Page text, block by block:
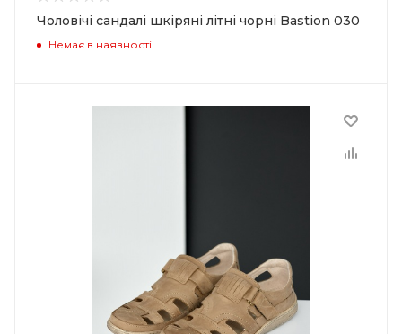
Чоловічі сандалі шкіряні літні чорні Bastion 030
Немає в наявності